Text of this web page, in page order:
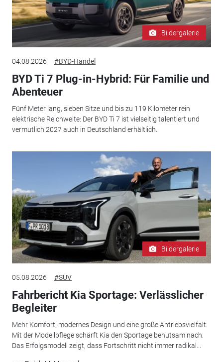
Bildergalerie
04.08.2026 #BYD-Handel
BYD Ti 7 Plug-in-Hybrid: Für Familie und
Abenteuer
Fünf Meter lang, sieben Sitze und bis zu 119 Kilometer rein
elektrische Reichweite: Der BYD Ti 7 ist vielseitig talentiert und
vermutlich 2027 auch in Deutschland erhältlich.
Bildergalerie
05.08.2026 #SUV
Fahrbericht Kia Sportage: Verlässlicher
Begleiter
Mehr Komfort, modernes Design und eine große Antriebsvielfalt:
Mit der Modellpflege schärft Kia den Sportage behutsam nach.
Das Erfolgsmodell zeigt, dass Fortschritt nicht immer radikal...